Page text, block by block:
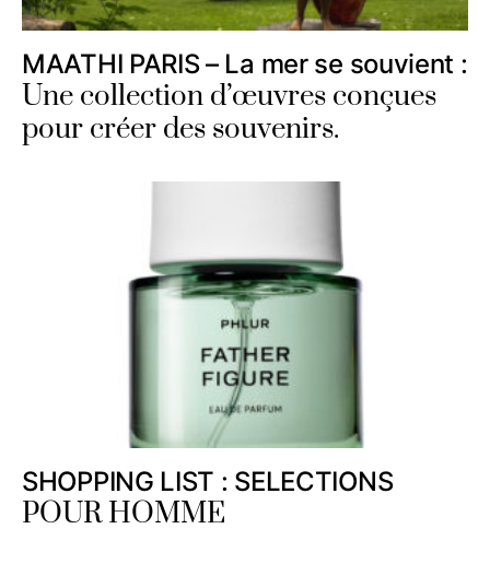
MAATHI PARIS – La mer se souvient :
Une collection d’œuvres conçues
pour créer des souvenirs.
SHOPPING LIST : SELECTIONS
POUR HOMME